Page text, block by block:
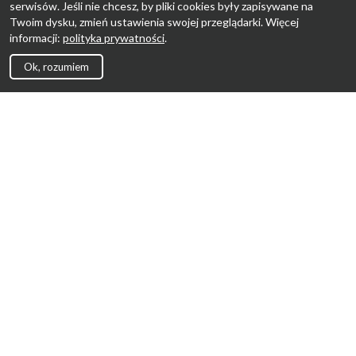
serwisów. Jeśli nie chcesz, by pliki cookies były zapisywane na
Twoim dysku, zmień ustawienia swojej przeglądarki. Więcej
informacji: polityka prywatności.
Ok, rozumiem